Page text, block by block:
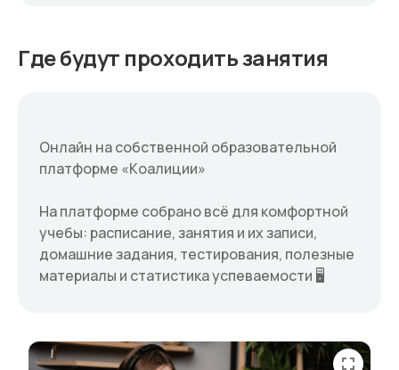
Где будут проходить занятия
Онлайн на собственной образовательной
платформе «Коалиции»
На платформе собрано всё для комфортной
учебы: расписание, занятия и их записи,
домашние задания, тестирования, полезные
материалы и статистика успеваемости 🖥️
fullscreen